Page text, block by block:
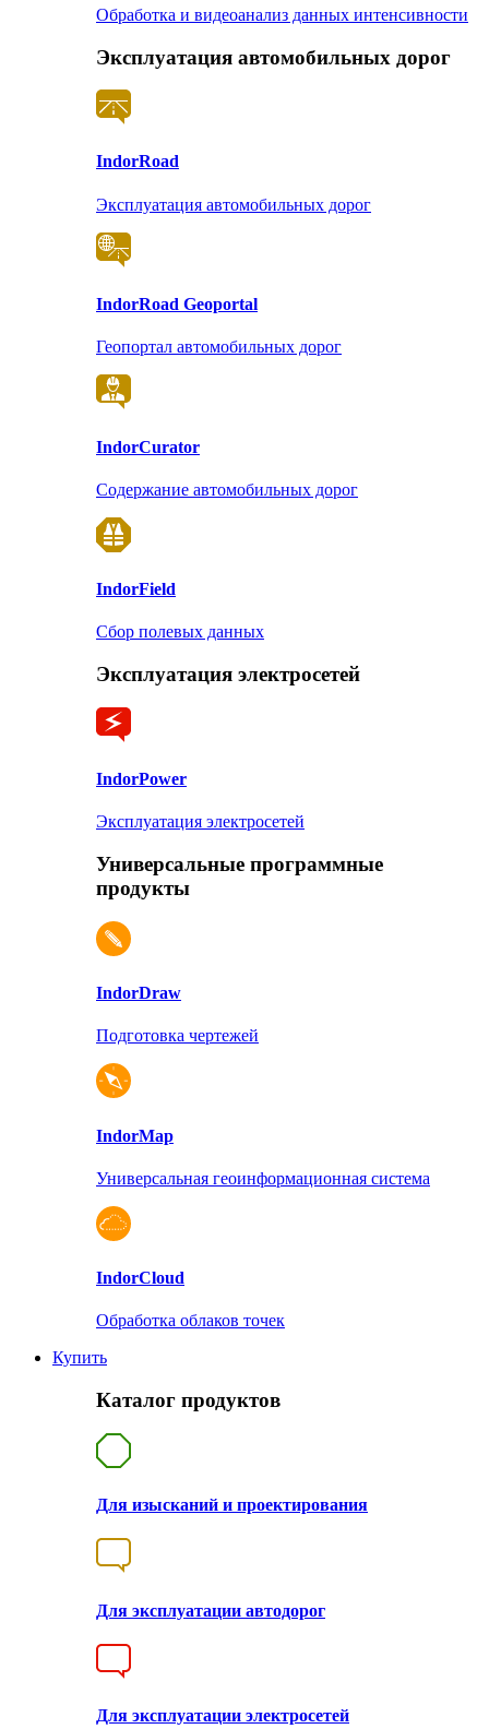
Обработка и видеоанализ данных интенсивности
Эксплуатация автомобильных дорог
IndorRoad
Эксплуатация автомобильных дорог
IndorRoad Geoportal
Геопортал автомобильных дорог
IndorCurator
Содержание автомобильных дорог
IndorField
Сбор полевых данных
Эксплуатация электросетей
IndorPower
Эксплуатация электросетей
Универсальные программные
продукты
IndorDraw
Подготовка чертежей
IndorMap
Универсальная геоинформационная система
IndorCloud
Обработка облаков точек
Купить
Каталог продуктов
Для изысканий и проектирования
Для эксплуатации автодорог
Для эксплуатации электросетей